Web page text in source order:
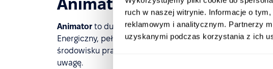
ruch w naszej witrynie. Informacje o
reklamowym i analitycznym. Partnerzy
uzyskanymi podczas korzystania z ich
Animator (ESFP) –
Animator to dusza zespołu, którą wszyscy kochają.
Energiczny, pełen entuzjazmu, idealny wykonawca, który
środowisku pracy nie ma wystarczającej kreatywności,
uwagę.